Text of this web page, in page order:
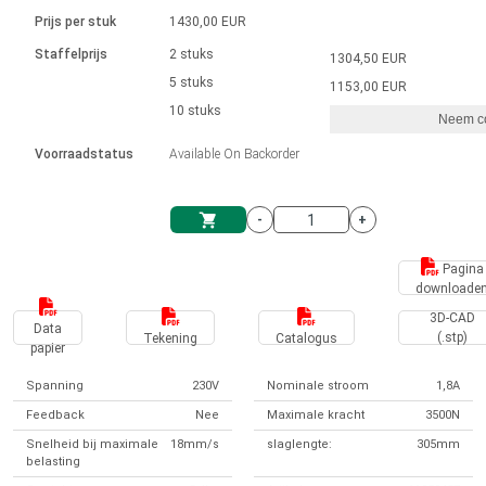
Eenheidssysteem
Solenoïden
driver
Ø 28-42| 1-1400 rpm | <= 290Ncm
Borstelloze DC-motordrivers
Borstel DC-motordrivers DPWM-
Stappenmotor drivers
Synchroon-asynchroon | voor 1-4 aandrijvingen
Besturingskasten
Synchroon-asynchroon | voor 1-4 aandrijvingen
Français (EUR)
Norsk (NOK)
Suomi (EUR)
Svenska (SEK)
Prijs per stuk
Staffelprijs
Voorraadstatus
1430,00 EUR
2 stuks
5 stuks
10 stuks
Available On Backorder
1304,50 EUR
1153,00 EUR
Neem
- +
Pagina
Data
papier
Tekening Catalogus
3D-CAD
(.stp)
Spanning 230V Nominale stroom 1,8A
Feedback Nee Maximale kracht 3500N
Snelheid bij maximale
belasting
18mm/s slaglengte: 305mm